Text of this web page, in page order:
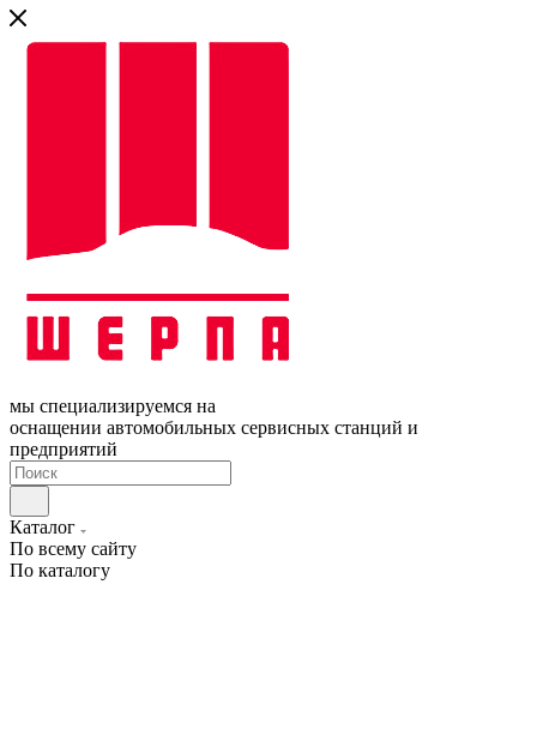
мы специализируемся на
оснащении автомобильных сервисных станций и
предприятий
Каталог
По всему сайту
По каталогу